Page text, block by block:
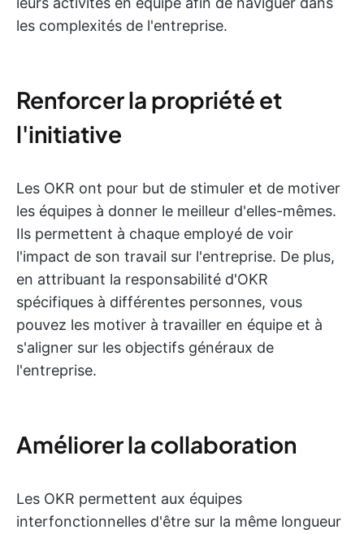
les complexités de l'entreprise.
Renforcer la propriété et
l'initiative
Les OKR ont pour but de stimuler et de motiver
les équipes à donner le meilleur d'elles-mêmes.
Ils permettent à chaque employé de voir
l'impact de son travail sur l'entreprise. De plus,
en attribuant la responsabilité d'OKR
spécifiques à différentes personnes, vous
pouvez les motiver à travailler en équipe et à
s'aligner sur les objectifs généraux de
l'entreprise.
Améliorer la collaboration
Les OKR permettent aux équipes
interfonctionnelles d'être sur la même longueur